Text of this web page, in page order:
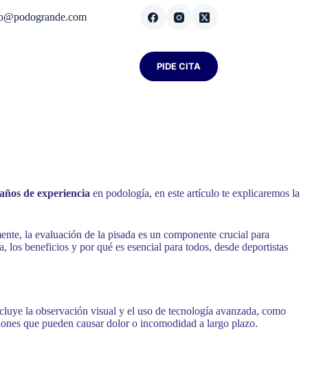
PIDE CITA
de experiencia en podología, en este artículo te explicaremos la
la evaluación de la pisada es un componente crucial para
beneficios y por qué es esencial para todos, desde deportistas
la observación visual y el uso de tecnología avanzada, como
que pueden causar dolor o incomodidad a largo plazo.